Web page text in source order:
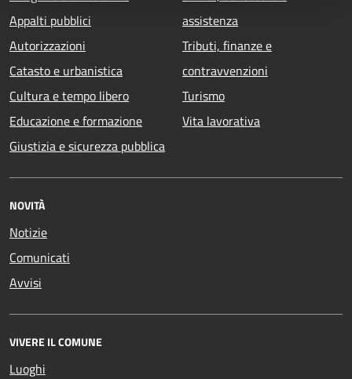
Appalti pubblici
Autorizzazioni
Catasto e urbanistica
Cultura e tempo libero
Educazione e formazione
Giustizia e sicurezza pubblica
assistenza
Tributi, finanze e
contravvenzioni
Turismo
Vita lavorativa
NOVITÀ
Notizie
Comunicati
Avvisi
VIVERE IL COMUNE
Luoghi